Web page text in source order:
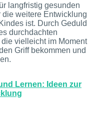
langfristig gesunden
die weitere Entwicklung
ist. Durch Geduld
durchdachten
vielleicht im Moment
Griff bekommen und
Lernen: Ideen zur